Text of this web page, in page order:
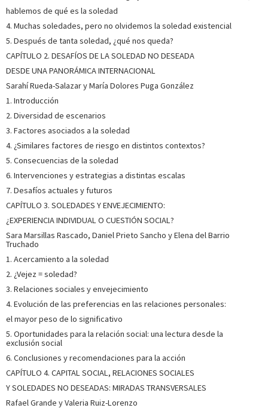
hablemos de qué es la soledad
4. Muchas soledades, pero no olvidemos la soledad existencial
5. Después de tanta soledad, ¿qué nos queda?
CAPÍTULO 2. DESAFÍOS DE LA SOLEDAD NO DESEADA
DESDE UNA PANORÁMICA INTERNACIONAL
Sarahí Rueda-Salazar y María Dolores Puga González
1. Introducción
2. Diversidad de escenarios
3. Factores asociados a la soledad
4. ¿Similares factores de riesgo en distintos contextos?
5. Consecuencias de la soledad
6. Intervenciones y estrategias a distintas escalas
7. Desafíos actuales y futuros
CAPÍTULO 3. SOLEDADES Y ENVEJECIMIENTO:
¿EXPERIENCIA INDIVIDUAL O CUESTIÓN SOCIAL?
Sara Marsillas Rascado, Daniel Prieto Sancho y Elena del Barrio
Truchado
1. Acercamiento a la soledad
2. ¿Vejez = soledad?
3. Relaciones sociales y envejecimiento
4. Evolución de las preferencias en las relaciones personales:
el mayor peso de lo significativo
5. Oportunidades para la relación social: una lectura desde la
exclusión social
6. Conclusiones y recomendaciones para la acción
CAPÍTULO 4. CAPITAL SOCIAL, RELACIONES SOCIALES
Y SOLEDADES NO DESEADAS: MIRADAS TRANSVERSALES
Rafael Grande y Valeria Ruiz-Lorenzo